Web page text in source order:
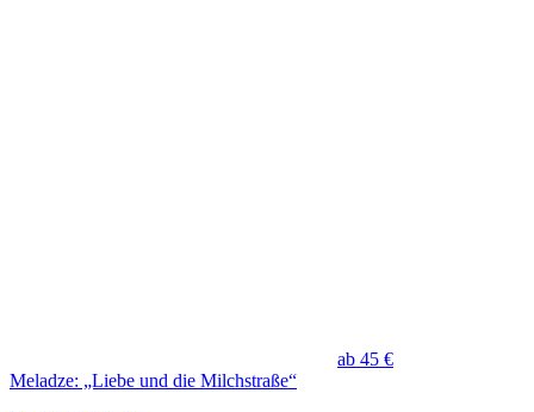
ab 45 €
Meladze: „Liebe und die Milchstraße“